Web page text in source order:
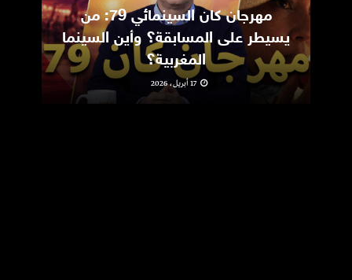
مهرجان كان السينمائي 79: من
يسيطر على المسابقة؟ وأين السينما
المغربية؟
17 أبريل، 2026